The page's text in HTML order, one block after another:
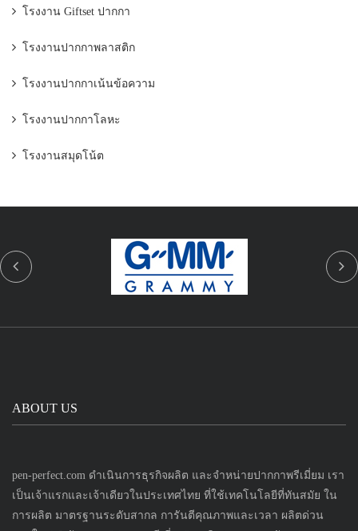
โรงงาน Giftset ปากกา
โรงงานปากกาพลาสติก
โรงงานปากกาเน้นข้อความ
โรงงานปากกาโลหะ
โรงงานสมุดโน้ต
ABOUT US
pen-perfect.com ดำเนินการธุรกิจผลิต และจำหน่ายปากกาพรีเมี่ยม เรา
เป็นเจ้าแรกและเจ้าเดียวในประเทศไทย ที่ใช้เทคโนโลยีที่ทันสมัย ใน
การผลิต มาตรฐานระดับสากล การันตีคุณภาพและเวลา ผลิตด่วน